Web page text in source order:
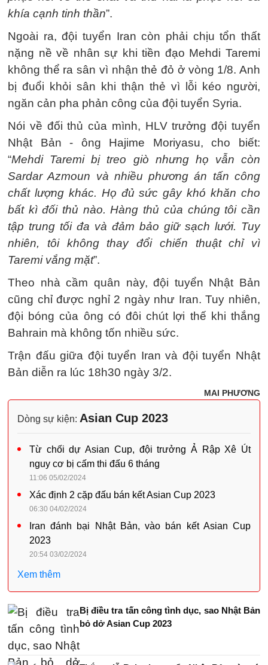
khía cạnh tinh thần”.
Ngoài ra, đội tuyển Iran còn phải chịu tổn thất
nặng nề về nhân sự khi tiền đạo Mehdi Taremi
không thể ra sân vì nhận thẻ đỏ ở vòng 1/8. Anh
bị đuổi khỏi sân khi thận thẻ vì lỗi kéo người,
ngăn cản pha phản công của đội tuyển Syria.
Nói về đối thủ của mình, HLV trưởng đội tuyển
Nhật Bản - ông Hajime Moriyasu, cho biết:
“Mehdi Taremi bị treo giò nhưng họ vẫn còn
Sardar Azmoun và nhiều phương án tấn công
chất lượng khác. Họ đủ sức gây khó khăn cho
bất kì đối thủ nào. Hàng thủ của chúng tôi cần
tập trung tối đa và đảm bảo giữ sạch lưới. Tuy
nhiên, tôi không thay đổi chiến thuật chỉ vì
Taremi vắng mặt”.
Theo nhà cầm quân này, đội tuyển Nhật Bản
cũng chỉ được nghỉ 2 ngày như Iran. Tuy nhiên,
đội bóng của ông có đôi chút lợi thế khi thắng
Bahrain mà không tốn nhiều sức.
Trận đấu giữa đội tuyển Iran và đội tuyển Nhật
Bản diễn ra lúc 18h30 ngày 3/2.
MAI PHƯƠNG
Dòng sự kiện: Asian Cup 2023
Từ chối dự Asian Cup, đội trưởng Ả Rập Xê Út
nguy cơ bị cấm thi đấu 6 tháng
11:06 05/02/2024
Xác định 2 cặp đấu bán kết Asian Cup 2023
06:30 04/02/2024
Iran đánh bại Nhật Bản, vào bán kết Asian Cup
2023
20:54 03/02/2024
Xem thêm
Bị điều tra tấn công tình dục, sao Nhật Bản
bỏ dở Asian Cup 2023